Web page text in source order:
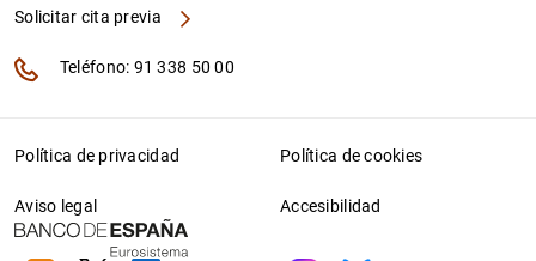
Solicitar cita previa
Teléfono: 91 338 50 00
Política de privacidad Política de cookies
Aviso legal Accesibilidad